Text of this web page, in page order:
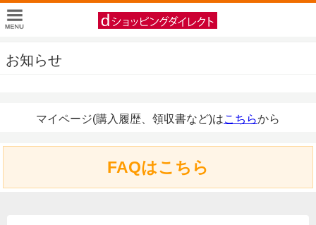
お知らせ
マイページ(購入履歴、領収書など)はこちらから
FAQはこちら